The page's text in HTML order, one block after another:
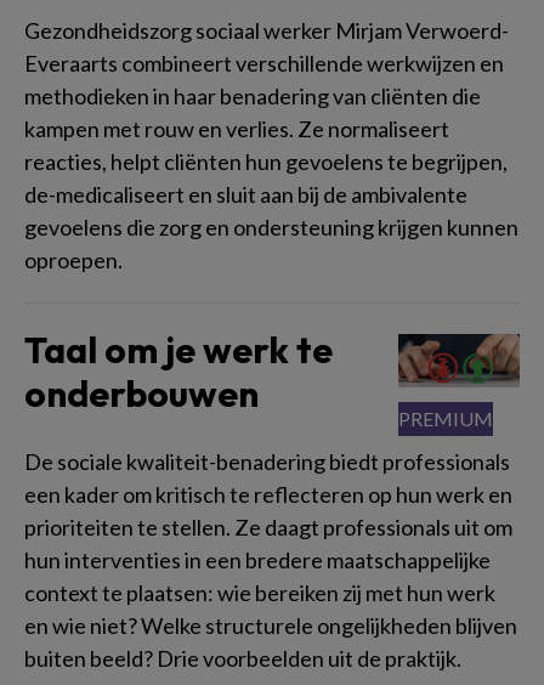
Gezondheidszorg sociaal werker Mirjam Verwoerd-
Everaarts combineert verschillende werkwijzen en
methodieken in haar benadering van cliënten die
kampen met rouw en verlies. Ze normaliseert
reacties, helpt cliënten hun gevoelens te begrijpen,
de-medicaliseert en sluit aan bij de ambivalente
gevoelens die zorg en ondersteuning krijgen kunnen
oproepen.
Taal om je werk te
onderbouwen
De sociale kwaliteit-benadering biedt professionals
een kader om kritisch te reflecteren op hun werk en
prioriteiten te stellen. Ze daagt professionals uit om
hun interventies in een bredere maatschappelijke
context te plaatsen: wie bereiken zij met hun werk
en wie niet? Welke structurele ongelijkheden blijven
buiten beeld? Drie voorbeelden uit de praktijk.